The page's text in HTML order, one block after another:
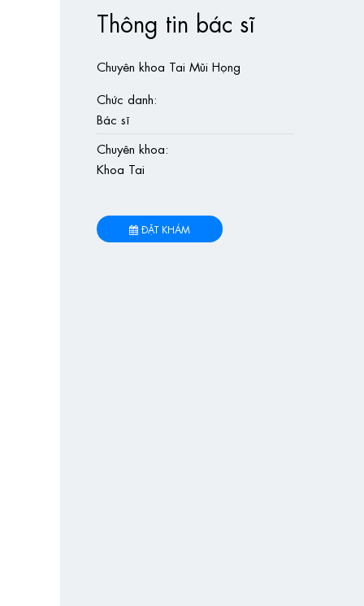
Thông tin bác sĩ
Chuyên khoa Tai Mũi Họng
Chức danh:
Bác sĩ
Chuyên khoa:
Khoa Tai
ĐẶT KHÁM